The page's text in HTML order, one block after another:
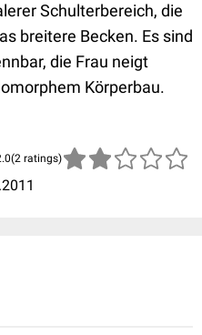
Schulterbereich, die
breitere Becken. Es sind
die Frau neigt
Körperbau.
(2 ratings)